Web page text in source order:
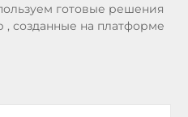
готовые решения
, созданные на платформе